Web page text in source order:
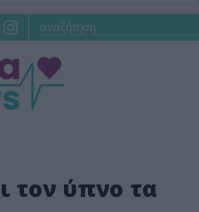
τον ύπνο τα